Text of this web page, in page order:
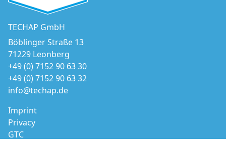
TECHAP GmbH
Böblinger Straße 13
71229 Leonberg
+49 (0) 7152 90 63 30
+49 (0) 7152 90 63 32
info@techap.de
Imprint
Privacy
GTC